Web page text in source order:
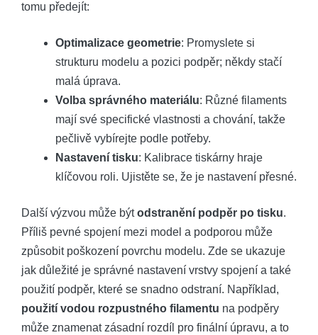
tomu předejít:
Optimalizace geometrie: Promyslete si
strukturu modelu a pozici podpěr; někdy stačí
malá úprava.
Volba správného materiálu: Různé filaments
mají své specifické vlastnosti a chování, takže
pečlivě vybírejte podle potřeby.
Nastavení tisku: Kalibrace tiskárny hraje
klíčovou roli. Ujistěte se, že je nastavení přesné.
Další výzvou může býtodstranění podpěr po tisku.
Příliš pevné spojení mezi model a podporou může
způsobit poškození povrchu modelu. Zde se ukazuje
jak důležité je správné nastavení vrstvy spojení a také
použití podpěr, které se snadno odstraní. Například,
použití vodou rozpustného filamentu na podpěry
může znamenat zásadní rozdíl pro finální úpravu, a to